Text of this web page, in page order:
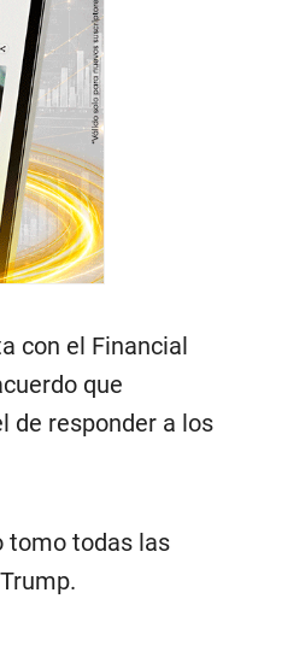
con el Financial
que
de responder a los
tomo todas las